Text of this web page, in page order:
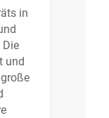
in
und